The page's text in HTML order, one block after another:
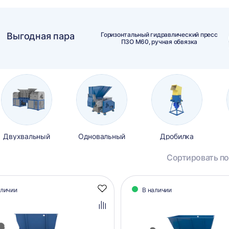
Выгодная пара
Горизонтальный гидравлический пресс
ПЗО М60, ручная обвязка
Двухвальный Одновальный Дробилка
Сортировать
Добавить
Добавить
В наличии